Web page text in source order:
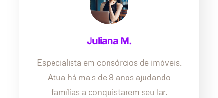
Juliana M.
Especialista em consórcios de imóveis.
Atua há mais de 8 anos ajudando
famílias a conquistarem seu lar.